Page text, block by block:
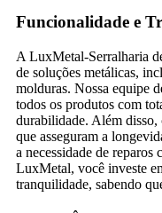
Funcionalidade e
A LuxMetal-Serralharia
de soluções metálicas,
molduras. Nossa equipe
todos os produtos com
durabilidade. Além disso,
que asseguram a
a necessidade de reparos
LuxMetal, você investe
tranquilidade, sabendo